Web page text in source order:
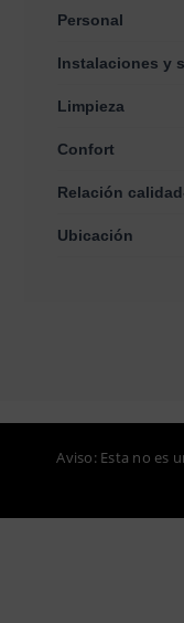
Personal
Instalaciones y
Limpieza
Confort
Relación
Ubicación
Aviso: Esta no es